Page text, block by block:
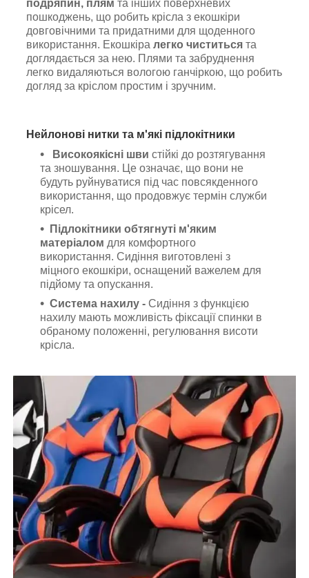
подряпин, плям та інших поверхневих
пошкоджень, що робить крісла з екошкіри
довговічними та придатними для щоденного
використання. Екошкіра легко чиститься та
доглядається за нею. Плями та забруднення
легко видаляються вологою ганчіркою, що робить
догляд за кріслом простим і зручним.
Нейлонові нитки та м'які підлокітники
Високоякісні шви стійкі до розтягування
та зношування. Це означає, що вони не
будуть руйнуватися під час повсякденного
використання, що продовжує термін служби
крісел.
Підлокітники обтягнуті м'яким
матеріалом для комфортного
використання. Сидіння виготовлені з
міцного екошкіри, оснащений важелем для
підйому та опускання.
Система нахилу - Сидіння з функцією
нахилу мають можливість фіксації спинки в
обраному положенні, регулювання висоти
крісла.